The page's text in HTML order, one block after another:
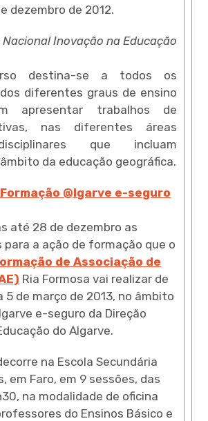
dezembro de 2012.
Nacional Inovação na Educação
destina-se a todos os
diferentes graus de ensino
apresentar trabalhos de
nas diferentes áreas
disciplinares que incluam
da educação geográfica.
@lgarve e-seguro
até 28 de dezembro as
a ação de formação que o
de Associação de
Ria Formosa vai realizar de
5 de março de 2013, no âmbito
e-seguro da Direção
do Algarve.
na Escola Secundária
em Faro, em 9 sessões, das
na modalidade de oficina
do Ensinos Básico e